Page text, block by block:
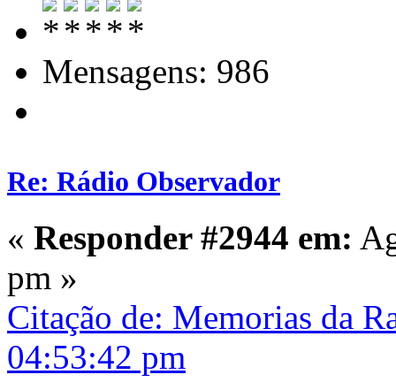
Mensagens: 986
Re: Rádio Observador
« Responder #2944 em:
pm »
Citação de: Memorias da
04:53:42 pm